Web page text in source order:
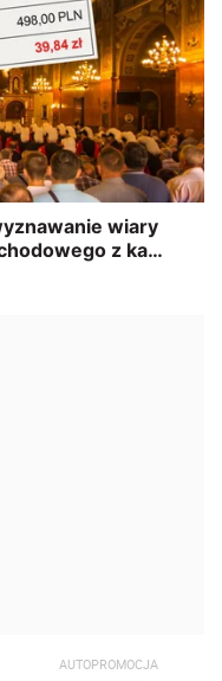
AUTOPROMOCJA